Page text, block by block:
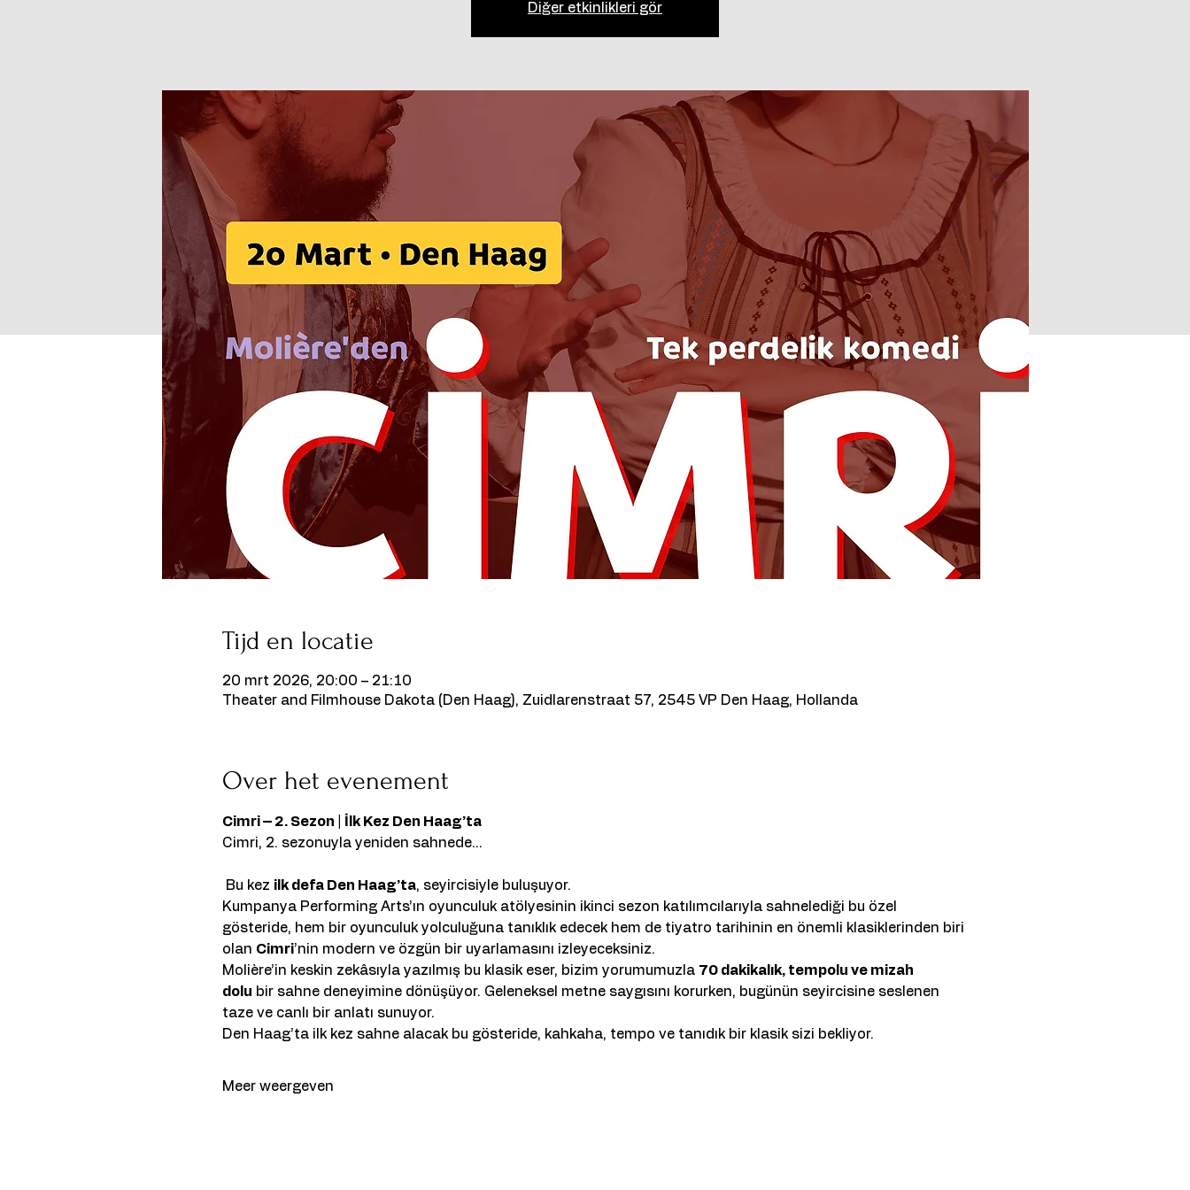
Diğer etkinlikleri gör
Tijd en locatie
20 mrt 2026, 20:00 – 21:10
Theater and Filmhouse Dakota (Den Haag), Zuidlarenstraat 57, 2545 VP Den Haag, Hollanda
Over het evenement
Cimri – 2. Sezon | İlk Kez Den Haag’ta
Cimri, 2. sezonuyla yeniden sahnede…
Bu kez ilk defa Den Haag’ta, seyircisiyle buluşuyor.
Kumpanya Performing Arts’ın oyunculuk atölyesinin ikinci sezon katılımcılarıyla sahnelediği bu özel
gösteride, hem bir oyunculuk yolculuğuna tanıklık edecek hem de tiyatro tarihinin en önemli klasiklerinden biri
olan Cimri’nin modern ve özgün bir uyarlamasını izleyeceksiniz.
Molière’in keskin zekâsıyla yazılmış bu klasik eser, bizim yorumumuzla 70 dakikalık, tempolu ve mizah
dolu bir sahne deneyimine dönüşüyor. Geleneksel metne saygısını korurken, bugünün seyircisine seslenen
taze ve canlı bir anlatı sunuyor.
Den Haag’ta ilk kez sahne alacak bu gösteride, kahkaha, tempo ve tanıdık bir klasik sizi bekliyor.
Meer weergeven